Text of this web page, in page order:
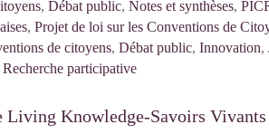
, Débat public, Notes et synthèses,
, Projet de loi sur les Conventions de
de citoyens, Débat public, Innovation,
Recherche participative
Living Knowledge-Savoirs Vivants